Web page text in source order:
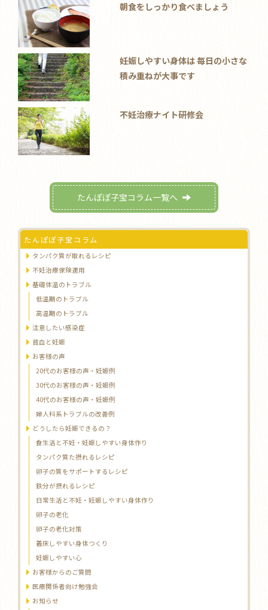
朝食をしっかり食べましょう
妊娠しやすい身体は 毎日の小さな
積み重ねが大事です
不妊治療ナイト研修会
たんぽぽ子宝コラム一覧へ
たんぽぽ子宝コラム
タンパク質が取れるレシピ
不妊治療保険適用
基礎体温のトラブル
低温期のトラブル
高温期のトラブル
注意したい感染症
貧血と妊娠
お客様の声
20代のお客様の声・妊娠例
30代のお客様の声・妊娠例
40代のお客様の声・妊娠例
婦人科系トラブルの改善例
どうしたら妊娠できるの？
食生活と不妊・妊娠しやすい身体作り
タンパク質た摂れるレシピ
卵子の質をサポートするレシピ
鉄分が摂れるレシピ
日常生活と不妊・妊娠しやすい身体作り
卵子の老化
卵子の老化対策
着床しやすい身体つくり
妊娠しやすい心
お客様からのご質問
医療関係者向け勉強会
お知らせ